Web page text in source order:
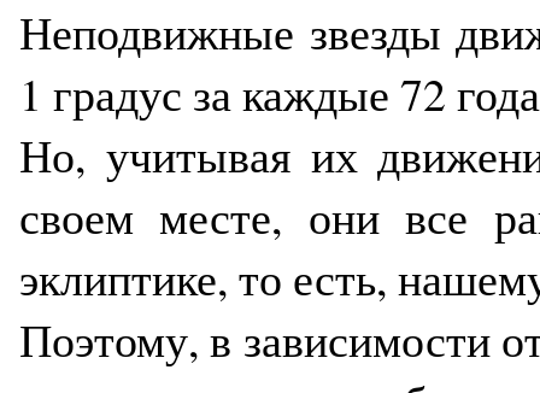
Неподвижные звезды
1 градус за каждые 72
Но, учитывая их
своем месте, они все
эклиптике, то есть,
Поэтому, в зависимости